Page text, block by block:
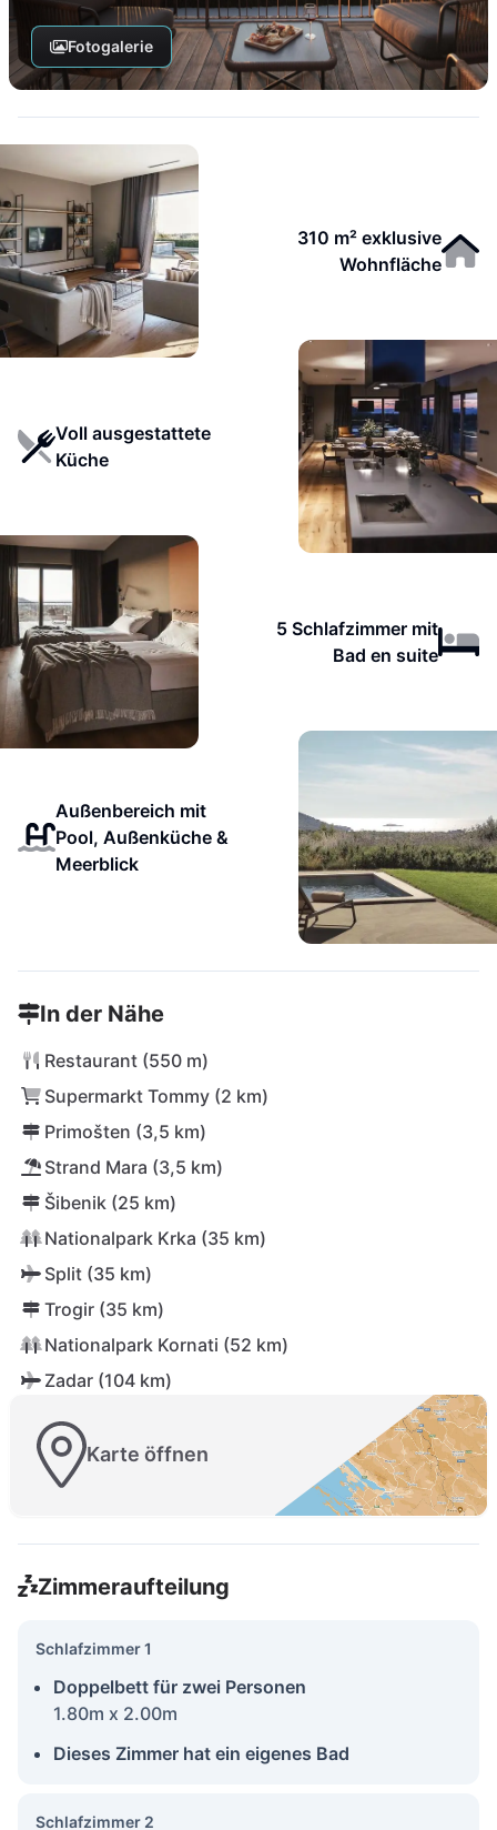
Fotogalerie
310 m² exklusive
Wohnfläche
Voll ausgestattete
Küche
5 Schlafzimmer mit
Bad en suite
Außenbereich mit
Pool, Außenküche &
Meerblick
In der Nähe
Restaurant (550 m)
Supermarkt Tommy (2 km)
Primošten (3,5 km)
Strand Mara (3,5 km)
Šibenik (25 km)
Nationalpark Krka (35 km)
Split (35 km)
Trogir (35 km)
Nationalpark Kornati (52 km)
Zadar (104 km)
Karte öffnen
Zimmeraufteilung
Schlafzimmer 1
Doppelbett für zwei Personen
1.80m x 2.00m
Dieses Zimmer hat ein eigenes Bad
Schlafzimmer 2